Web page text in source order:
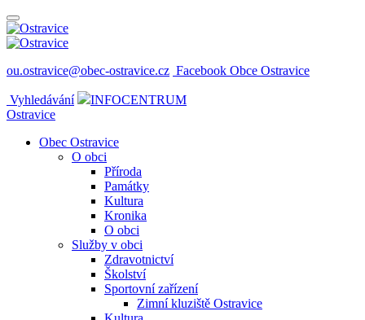
ou.ostravice@obec-ostravice.cz Facebook Obce Ostravice
Vyhledávání
INFOCENTRUM
Ostravice
Obec Ostravice
O obci
Příroda
Památky
Kultura
Kronika
O obci
Služby v obci
Zdravotnictví
Školství
Sportovní zařízení
Zimní kluziště Ostravice